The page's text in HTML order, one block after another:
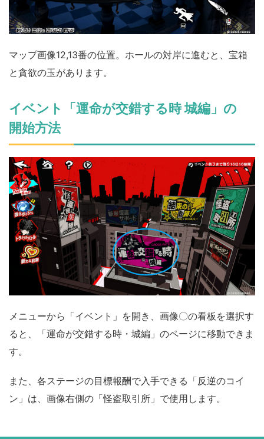
マップ画像12,13番の位置。ホールの対岸に進むと、宝箱
と貪欲の玉があります。
イベント「運命が交錯する時 城編」の
開始方法
メニューから「イベント」を開き、画像〇の看板を選択す
ると、「運命が交錯する時・城編」のページに移動できま
す。
また、各ステージの目標報酬で入手できる「反逆のコイ
ン」は、画像右側の「怪盗取引所」で使用します。